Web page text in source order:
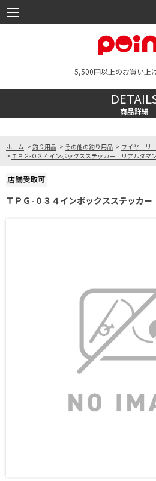
5,500円以上のお買い上
商品詳細
ホーム > 釣り用品 > その他の釣り用品 > ワイヤーリ
> ＴＰＧ-０３４インボックスステッカー リアルタマン
ＴＰＧ-０３４インボックスステッカ